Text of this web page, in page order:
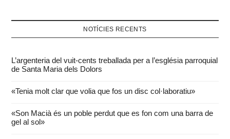
NOTÍCIES RECENTS
L’argenteria del vuit-cents treballada per a l’església parroquial
de Santa Maria dels Dolors
«Tenia molt clar que volia que fos un disc col·laboratiu»
«Son Macià és un poble perdut que es fon com una barra de
gel al sol»